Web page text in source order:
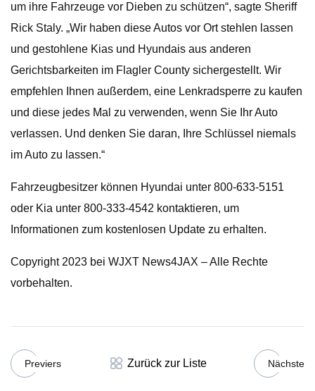
um ihre Fahrzeuge vor Dieben zu schützen“, sagte Sheriff
Rick Staly. „Wir haben diese Autos vor Ort stehlen lassen
und gestohlene Kias und Hyundais aus anderen
Gerichtsbarkeiten im Flagler County sichergestellt. Wir
empfehlen Ihnen außerdem, eine Lenkradsperre zu kaufen
und diese jedes Mal zu verwenden, wenn Sie Ihr Auto
verlassen. Und denken Sie daran, Ihre Schlüssel niemals
im Auto zu lassen.“
Fahrzeugbesitzer können Hyundai unter 800-633-5151
oder Kia unter 800-333-4542 kontaktieren, um
Informationen zum kostenlosen Update zu erhalten.
Copyright 2023 bei WJXT News4JAX – Alle Rechte
vorbehalten.
Previers Zurück zur Liste Nächste